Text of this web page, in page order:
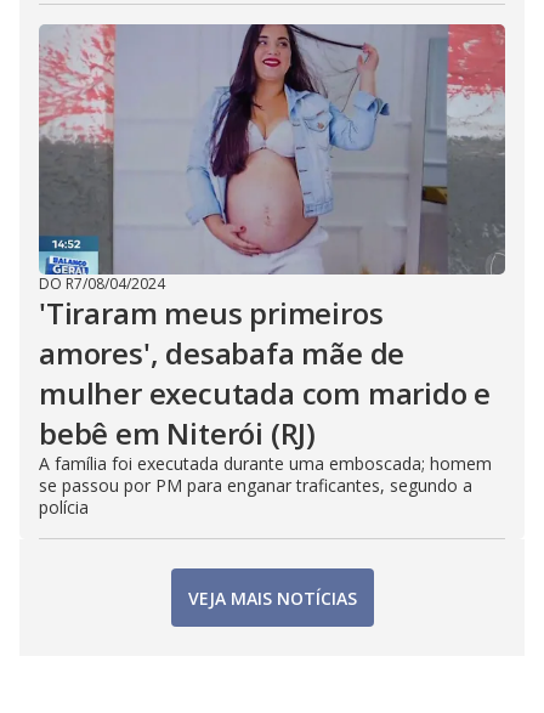
DO R7/08/04/2024
'Tiraram meus primeiros
amores', desabafa mãe de
mulher executada com marido e
bebê em Niterói (RJ)
A família foi executada durante uma emboscada; homem
se passou por PM para enganar traficantes, segundo a
polícia
VEJA MAIS NOTÍCIAS